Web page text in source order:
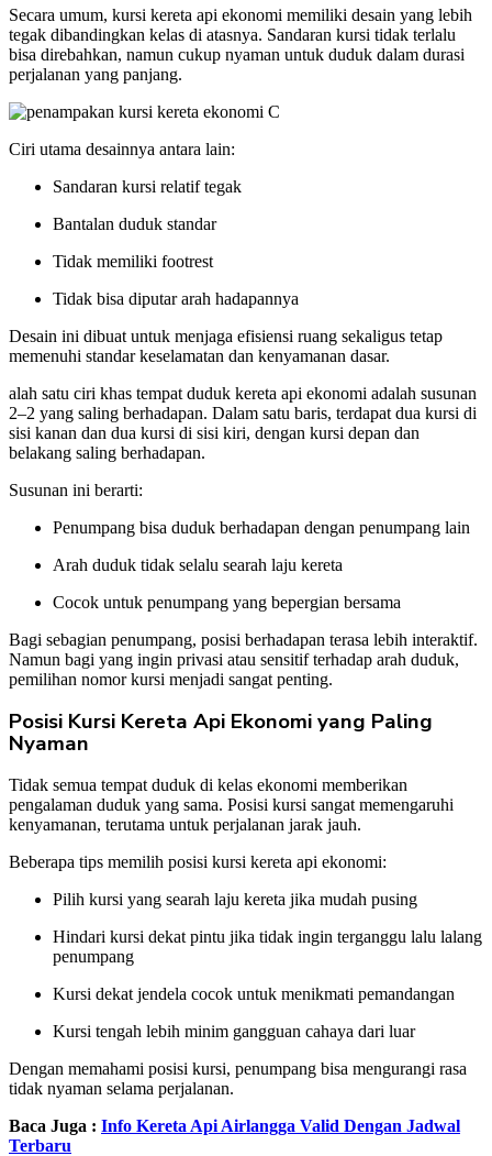
Secara umum, kursi kereta api ekonomi memiliki desain yang lebih
tegak dibandingkan kelas di atasnya. Sandaran kursi tidak terlalu
bisa direbahkan, namun cukup nyaman untuk duduk dalam durasi
perjalanan yang panjang.
Ciri utama desainnya antara lain:
Sandaran kursi relatif tegak
Bantalan duduk standar
Tidak memiliki footrest
Tidak bisa diputar arah hadapannya
Desain ini dibuat untuk menjaga efisiensi ruang sekaligus tetap
memenuhi standar keselamatan dan kenyamanan dasar.
alah satu ciri khas tempat duduk kereta api ekonomi adalah susunan
2–2 yang saling berhadapan. Dalam satu baris, terdapat dua kursi di
sisi kanan dan dua kursi di sisi kiri, dengan kursi depan dan
belakang saling berhadapan.
Susunan ini berarti:
Penumpang bisa duduk berhadapan dengan penumpang lain
Arah duduk tidak selalu searah laju kereta
Cocok untuk penumpang yang bepergian bersama
Bagi sebagian penumpang, posisi berhadapan terasa lebih interaktif.
Namun bagi yang ingin privasi atau sensitif terhadap arah duduk,
pemilihan nomor kursi menjadi sangat penting.
Posisi Kursi Kereta Api Ekonomi yang Paling
Nyaman
Tidak semua tempat duduk di kelas ekonomi memberikan
pengalaman duduk yang sama. Posisi kursi sangat memengaruhi
kenyamanan, terutama untuk perjalanan jarak jauh.
Beberapa tips memilih posisi kursi kereta api ekonomi:
Pilih kursi yang searah laju kereta jika mudah pusing
Hindari kursi dekat pintu jika tidak ingin terganggu lalu lalang
penumpang
Kursi dekat jendela cocok untuk menikmati pemandangan
Kursi tengah lebih minim gangguan cahaya dari luar
Dengan memahami posisi kursi, penumpang bisa mengurangi rasa
tidak nyaman selama perjalanan.
Baca Juga : Info Kereta Api Airlangga Valid Dengan Jadwal
Terbaru